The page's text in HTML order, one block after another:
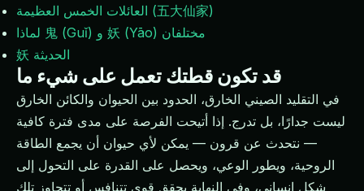
العائلات الخمس العظيمة (五大仙家)
لماذا 鬼 (Guǐ) و 妖 (Yāo) مختلفان
妖 الحديثة
قد تكون قطتك تعمل على شيء ما
في التقليد الصيني الخارق، الحدود بين الحيوان والكائن الخارق
ليست جدارًا، بل تدرج. إذا أتيحت الفرصة على مدى فترة كافية
— نتحدث عن قرون — يمكن لأي حيوان أن يجمع الطاقة
الروحية، ويطور الوعي، ويحصل على القدرة على التحول إلى
شكل إنساني، وفي النهاية يحقق قوى تتنافس أو تتجاوز تلك